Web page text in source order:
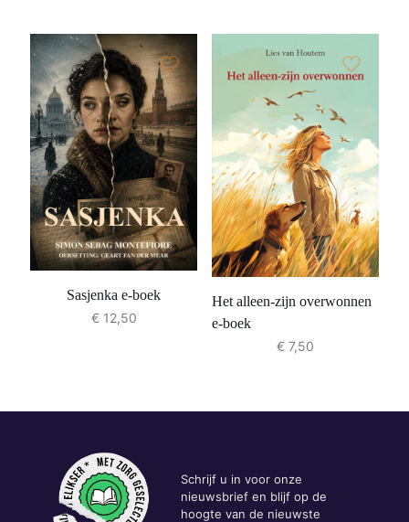
Sasjenka e-boek
€12,50
Het alleen-zijn overwonnen
e-boek
€7,50
Schrijf u in voor onze
nieuwsbrief en blijf op de
hoogte van de nieuwste